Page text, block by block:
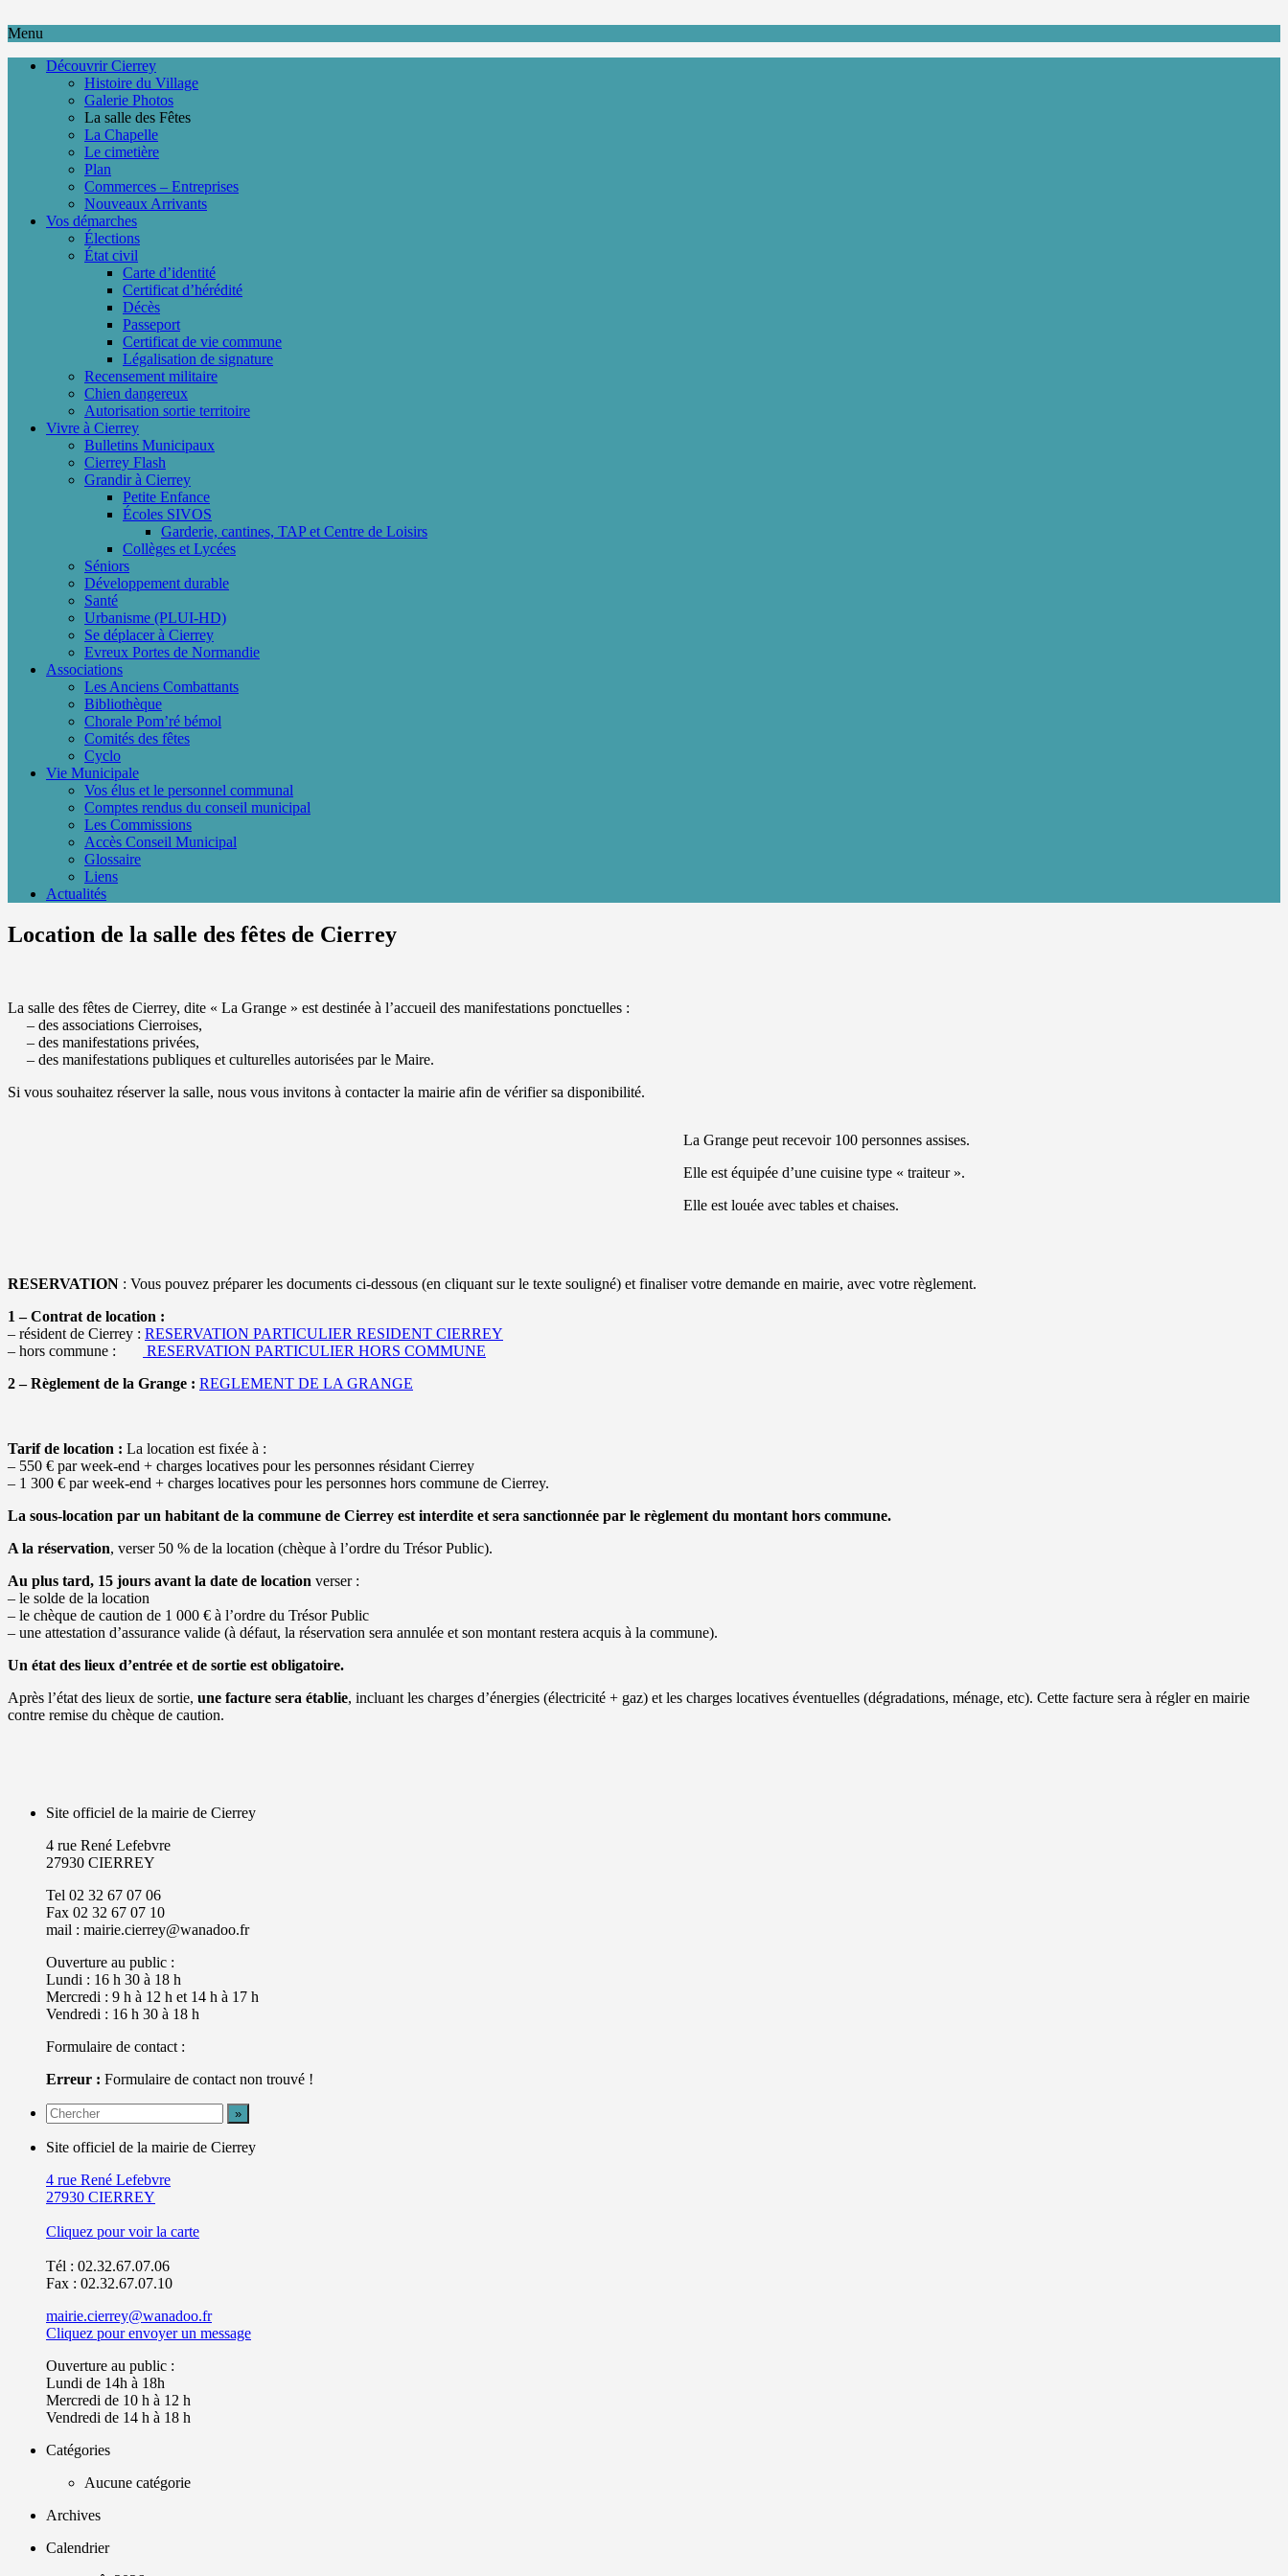
Menu
Découvrir Cierrey
Histoire du Village
Galerie Photos
La salle des Fêtes
La Chapelle
Le cimetière
Plan
Commerces – Entreprises
Nouveaux Arrivants
Vos démarches
Élections
État civil
Carte d’identité
Certificat d’hérédité
Décès
Passeport
Certificat de vie commune
Légalisation de signature
Recensement militaire
Chien dangereux
Autorisation sortie territoire
Vivre à Cierrey
Bulletins Municipaux
Cierrey Flash
Grandir à Cierrey
Petite Enfance
Écoles SIVOS
Garderie, cantines, TAP et Centre de Loisirs
Collèges et Lycées
Séniors
Développement durable
Santé
Urbanisme (PLUI-HD)
Se déplacer à Cierrey
Evreux Portes de Normandie
Associations
Les Anciens Combattants
Bibliothèque
Chorale Pom’ré bémol
Comités des fêtes
Cyclo
Vie Municipale
Vos élus et le personnel communal
Comptes rendus du conseil municipal
Les Commissions
Accès Conseil Municipal
Glossaire
Liens
Actualités
Location de la salle des fêtes de Cierrey
La salle des fêtes de Cierrey, dite « La Grange » est destinée à l’accueil des manifestations ponctuelles :
– des associations Cierroises,
– des manifestations privées,
– des manifestations publiques et culturelles autorisées par le Maire.
Si vous souhaitez réserver la salle, nous vous invitons à contacter la mairie afin de vérifier sa disponibilité.
La Grange peut recevoir 100 personnes assises.
Elle est équipée d’une cuisine type « traiteur ».
Elle est louée avec tables et chaises.
RESERVATION : Vous pouvez préparer les documents ci-dessous (en cliquant sur le texte souligné) et finaliser votre demande en mairie, avec votre règlement.
1 – Contrat de location :
– résident de Cierrey : RESERVATION PARTICULIER RESIDENT CIERREY
– hors commune :
RESERVATION PARTICULIER HORS COMMUNE
2 – Règlement de la Grange : REGLEMENT DE LA GRANGE
Tarif de location : La location est fixée à :
– 550 € par week-end + charges locatives pour les personnes résidant Cierrey
– 1 300 € par week-end + charges locatives pour les personnes hors commune de Cierrey.
La sous-location par un habitant de la commune de Cierrey est interdite et sera sanctionnée par le règlement du montant hors commune.
A la réservation, verser 50 % de la location (chèque à l’ordre du Trésor Public).
Au plus tard, 15 jours avant la date de location verser :
– le solde de la location
– le chèque de caution de 1 000 € à l’ordre du Trésor Public
– une attestation d’assurance valide (à défaut, la réservation sera annulée et son montant restera acquis à la commune).
Un état des lieux d’entrée et de sortie est obligatoire.
Après l’état des lieux de sortie, une facture sera établie, incluant les charges d’énergies (électricité + gaz) et les charges locatives éventuelles (dégradations, ménage, etc). Cette facture sera à régler en mairie
contre remise du chèque de caution.
Site officiel de la mairie de Cierrey
4 rue René Lefebvre
27930 CIERREY
Tel 02 32 67 07 06
Fax 02 32 67 07 10
mail : mairie.cierrey@wanadoo.fr
Ouverture au public :
Lundi : 16 h 30 à 18 h
Mercredi : 9 h à 12 h et 14 h à 17 h
Vendredi : 16 h 30 à 18 h
Formulaire de contact :
Erreur : Formulaire de contact non trouvé !
Site officiel de la mairie de Cierrey
4 rue René Lefebvre
27930 CIERREY
Cliquez pour voir la carte
Tél : 02.32.67.07.06
Fax : 02.32.67.07.10
mairie.cierrey@wanadoo.fr
Cliquez pour envoyer un message
Ouverture au public :
Lundi de 14h à 18h
Mercredi de 10 h à 12 h
Vendredi de 14 h à 18 h
Catégories
Aucune catégorie
Archives
Calendrier